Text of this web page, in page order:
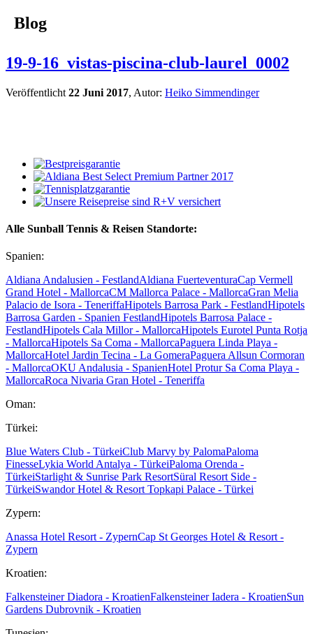
Blog
19-9-16_vistas-piscina-club-laurel_0002
Veröffentlicht 22 Juni 2017, Autor: Heiko Simmendinger
Alle Sunball Tennis & Reisen Standorte:
Spanien:
Aldiana Andalusien - FestlandAldiana FuerteventuraCap Vermell
Grand Hotel - MallorcaCM Mallorca Palace - MallorcaGran Melia
Palacio de Isora - TeneriffaHipotels Barrosa Park - FestlandHipotels
Barrosa Garden - Spanien FestlandHipotels Barrosa Palace -
FestlandHipotels Cala Millor - MallorcaHipotels Eurotel Punta Rotja
- MallorcaHipotels Sa Coma - MallorcaPaguera Linda Playa -
MallorcaHotel Jardin Tecina - La GomeraPaguera Allsun Cormoran
- MallorcaOKU Andalusia - SpanienHotel Protur Sa Coma Playa -
MallorcaRoca Nivaria Gran Hotel - Teneriffa
Oman:
Türkei:
Blue Waters Club - TürkeiClub Marvy by PalomaPaloma
FinesseLykia World Antalya - TürkeiPaloma Orenda -
TürkeiStarlight & Sunrise Park ResortSüral Resort Side -
TürkeiSwandor Hotel & Resort Topkapi Palace - Türkei
Zypern:
Anassa Hotel Resort - ZypernCap St Georges Hotel & Resort -
Zypern
Kroatien:
Falkensteiner Diadora - KroatienFalkensteiner Iadera - KroatienSun
Gardens Dubrovnik - Kroatien